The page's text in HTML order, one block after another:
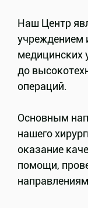
Наш Центр
учреждением
медицинских
до
операций.
Основным
нашего
оказание
помощи,